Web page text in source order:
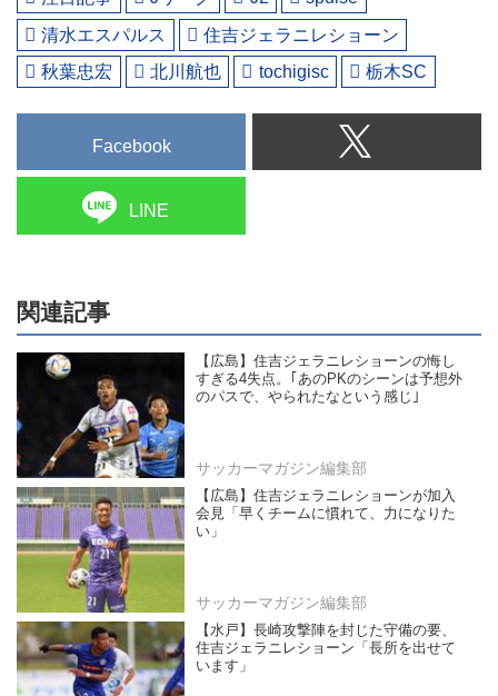
清水エスパルス
住吉ジェラニレショーン
秋葉忠宏
北川航也 tochigisc 栃木SC
Facebook
LINE
関連記事
【広島】住吉ジェラニレショーンの悔し
すぎる4失点。｢あのPKのシーンは予想外
のパスで、やられたなという感じ｣
サッカーマガジン編集部
【広島】住吉ジェラニレショーンが加入
会見「早くチームに慣れて、力になりた
い」
サッカーマガジン編集部
【水戸】長崎攻撃陣を封じた守備の要、
住吉ジェラニレショーン「長所を出せて
います」